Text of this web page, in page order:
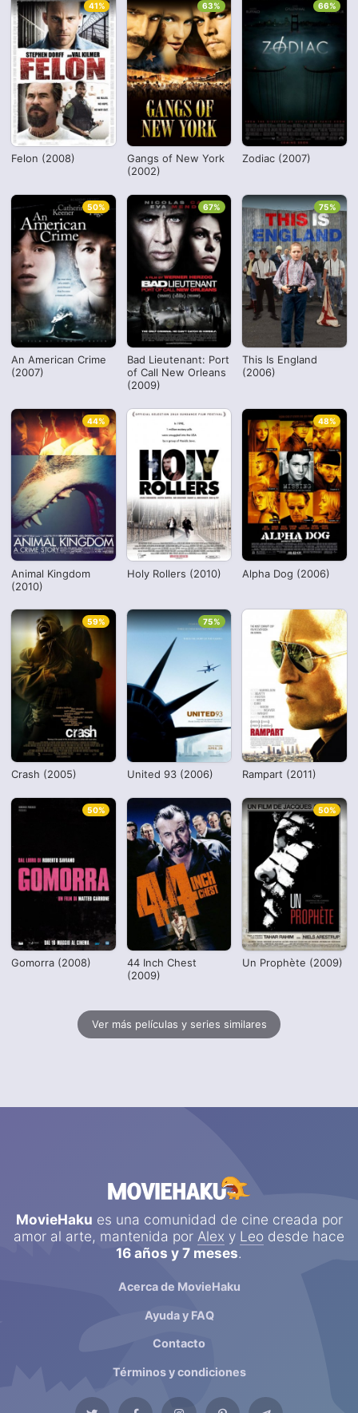
Felon (2008)
41%
Gangs of New York
(2002)
63%
Zodiac (2007)
66%
An American Crime
(2007)
50%
Bad Lieutenant: Port
of Call New Orleans
(2009)
67%
This Is England
(2006)
75%
Animal Kingdom
(2010)
44%
Holy Rollers (2010) Alpha Dog (2006)
48%
Crash (2005)
59%
United 93 (2006)
75%
Rampart (2011)
Gomorra (2008)
50%
44 Inch Chest
(2009)
Un Prophète (2009)
50%
Ver más películas y series similares
MovieHaku es una comunidad de cine creada por
amor al arte, mantenida por Alex y Leo desde hace
16 años y 7 meses.
Acerca de MovieHaku
Ayuda y FAQ
Contacto
Términos y condiciones